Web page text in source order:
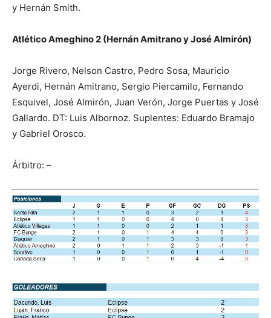
y Hernán Smith.
Atlético Ameghino 2 (Hernán Amitrano y José Almirón)
Jorge Rivero, Nelson Castro, Pedro Sosa, Mauricio
Ayerdi, Hernán Amitrano, Sergio Piercamilo, Fernando
Esquivel, José Almirón, Juan Verón, Jorge Puertas y José
Gallardo. DT: Luis Albornoz. Suplentes: Eduardo Bramajo
y Gabriel Orosco.
Árbitro: –